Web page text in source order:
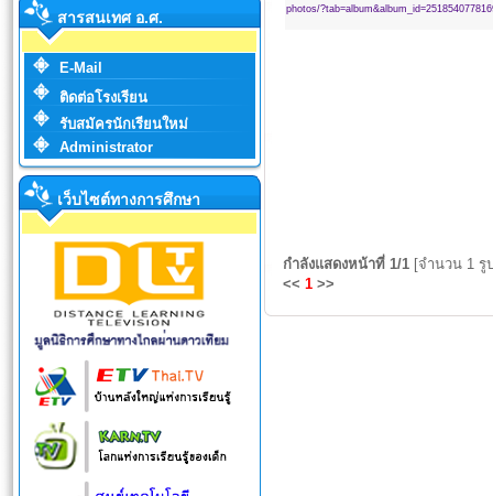
สารสนเทศ อ.ศ.
E-Mail
ติดต่อโรงเรียน
รับสมัครนักเรียนใหม่
Administrator
เว็บไซต์ทางการศึกษา
photos/
กำลังแสดงหน้าที่ 1/1 [จำนวน 1 รู
<< 1 >>